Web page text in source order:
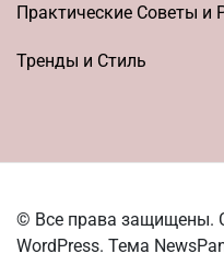
Практические Советы и
Тренды и Стиль
© Все права защищены.
WordPress. Тема